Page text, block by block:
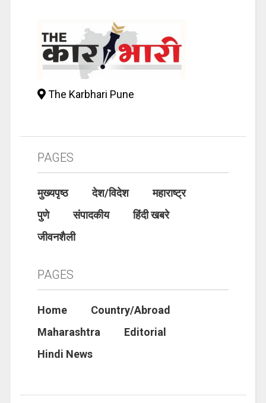
The Karbhari Pune
PAGES
मुख्यपृष्ठ देश/विदेश
महाराष्ट्र
पुणे
संपादकीय
हिंदी खबरे
जीवनशैली
PAGES
Home
Country/Abroad
Maharashtra
Editorial
Hindi News